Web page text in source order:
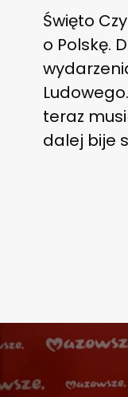
Święto
o Polskę.
teraz
dalej bije